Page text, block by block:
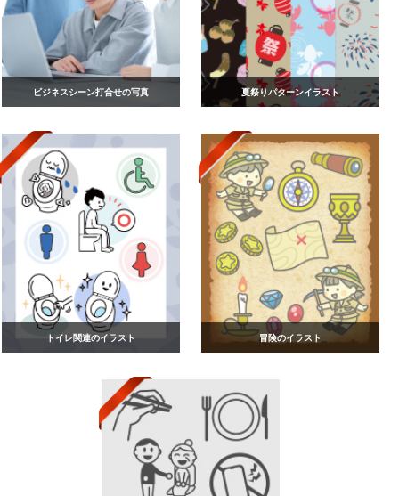
ビジネスシーン打合せの写真 夏祭りパターンイラスト
トイレ関連のイラスト 冒険のイラスト